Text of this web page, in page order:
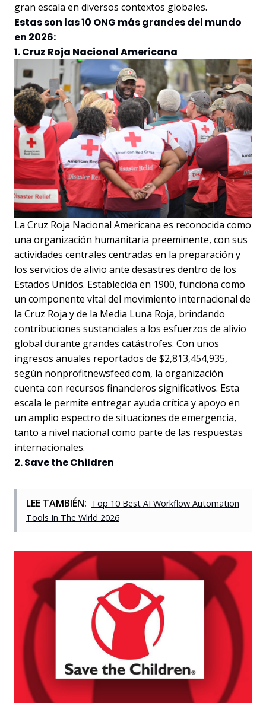
gran escala en diversos contextos globales.
Estas son las 10 ONG más grandes del mundo
en 2026:
1. Cruz Roja Nacional Americana
La Cruz Roja Nacional Americana es reconocida como
una organización humanitaria preeminente, con sus
actividades centrales centradas en la preparación y
los servicios de alivio ante desastres dentro de los
Estados Unidos. Establecida en 1900, funciona como
un componente vital del movimiento internacional de
la Cruz Roja y de la Media Luna Roja, brindando
contribuciones sustanciales a los esfuerzos de alivio
global durante grandes catástrofes. Con unos
ingresos anuales reportados de $2,813,454,935,
según nonprofitnewsfeed.com, la organización
cuenta con recursos financieros significativos. Esta
escala le permite entregar ayuda crítica y apoyo en
un amplio espectro de situaciones de emergencia,
tanto a nivel nacional como parte de las respuestas
internacionales.
2. Save the Children
LEE TAMBIÉN: Top 10 Best AI Workflow Automation
Tools In The Wlrld 2026